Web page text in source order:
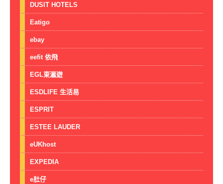
DUSIT HOTELS
Eatigo
ebay
eefit 依飛
EGL東瀛遊
ESDLIFE 生活易
ESPRIT
ESTEE LAUDER
eUKhost
EXPEDIA
e肚仔